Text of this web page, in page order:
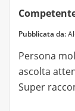
Pubblicata da:
Persona
ascolta
Super